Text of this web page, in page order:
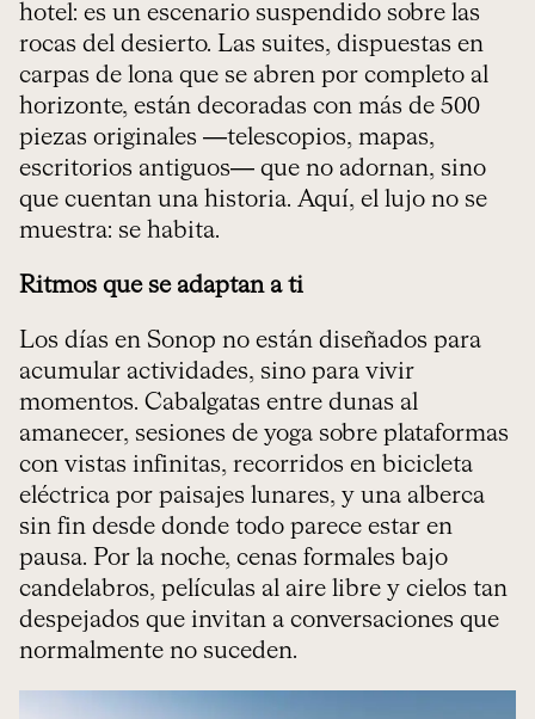
hotel: es un escenario suspendido sobre las
rocas del desierto. Las suites, dispuestas en
carpas de lona que se abren por completo al
horizonte, están decoradas con más de 500
piezas originales —telescopios, mapas,
escritorios antiguos— que no adornan, sino
que cuentan una historia. Aquí, el lujo no se
muestra: se habita.
Ritmos que se adaptan a ti
Los días en Sonop no están diseñados para
acumular actividades, sino para vivir
momentos. Cabalgatas entre dunas al
amanecer, sesiones de yoga sobre plataformas
con vistas infinitas, recorridos en bicicleta
eléctrica por paisajes lunares, y una alberca
sin fin desde donde todo parece estar en
pausa. Por la noche, cenas formales bajo
candelabros, películas al aire libre y cielos tan
despejados que invitan a conversaciones que
normalmente no suceden.